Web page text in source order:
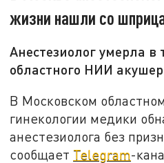
жизни нашли со
Анестезиолог умерла в
областного НИИ
В Московском
гинекологии медики
анестезиолога без
сообщает Telegram-